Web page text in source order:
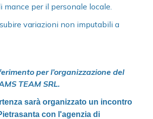
mance per il personale locale.
variazioni non imputabili a
per l’organizzazione del
TEAM SRL.
sarà organizzato un incontro
con l'agenzia di